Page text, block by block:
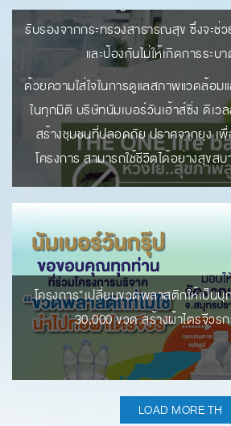
ที่มีความเชี่ยวชาญในการใช้สารเคมีที่ป
รับรองจากกระทรวงสาธารณสุข ซึ่งจะช่
และป้องกันไม่ให้เกิดการระบ
ด้วยความใส่ใจในการดูแลสภาพแวดล้อม
ในทุกมิติ บริษัทนัมเบอร์วันเฮ้าส์ซิ่ง ดิเว
สร้างชุมชนที่ปลอดภัย ปราศจากยุง เ
โครงการ สามารถใช้ชีวิตได้อย่างสุขส
โครงการ"เปลี่ยนขวดพลาสติกให้เป็น
30,000 ขวด สร้างผ้าไตรจีวร
LOAD MORE TH